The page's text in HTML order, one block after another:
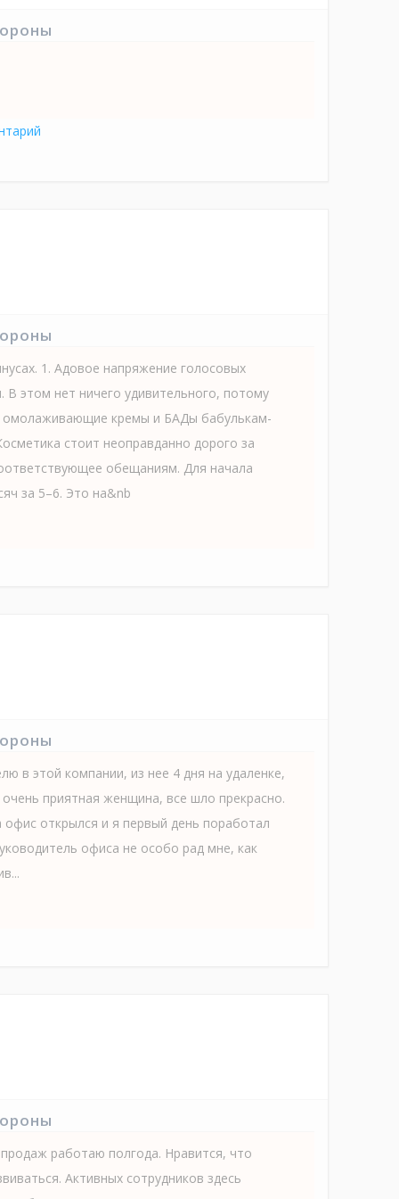
1. Адовое напряжение голосовых
В этом нет ничего удивительного, потому
омолаживающие кремы и БАДы бабулькам-
стоит неоправданно дорого за
обещаниям. Для начала
за 5–6. Это на&nb
в этой компании, из нее 4 дня на удаленке,
приятная женщина, все шло прекрасно.
офис открылся и я первый день поработал
офиса не особо рад мне, как
работаю полгода. Нравится, что
Активных сотрудников здесь